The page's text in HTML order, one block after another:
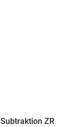
ZR